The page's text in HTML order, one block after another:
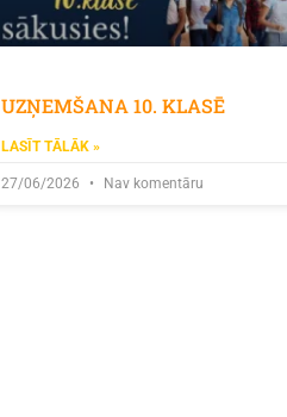
UZŅEMŠANA 10. KLASĒ
LASĪT TĀLĀK »
27/06/2026 Nav komentāru